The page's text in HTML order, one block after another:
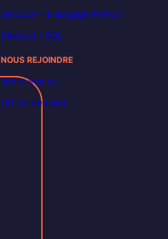
Découvrir le langage Python
Découvrir SQL
NOUS REJOINDRE
Notre équipe
Offres d’emploi